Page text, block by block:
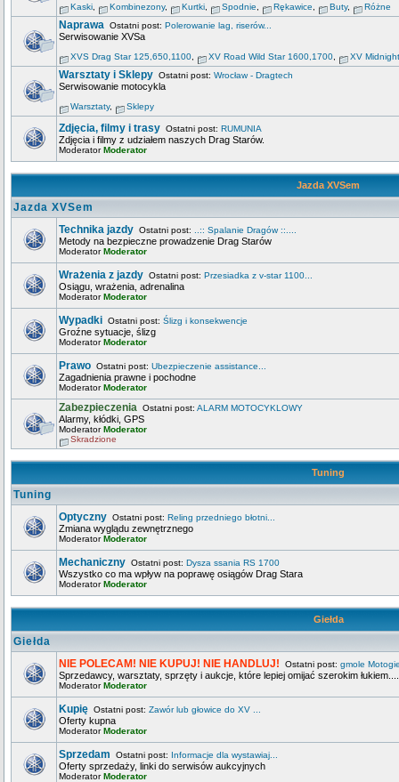
Kaski Kombinezony, Kurtki Spodnie Rękawice Buty, Różne
Naprawa Ostatni post: Polerowanie lag, riserów...
Serwisowanie XVSa
XVS Drag Star 125,650,1100 XV Road Wild Star 1600,1700 XV
Warsztaty i Sklepy Ostatni post: Wrocław - Dragtech
Serwisowanie motocykla
Warsztaty, Sklepy
Zdjęcia, filmy i trasy Ostatni post: RUMUNIA
Zdjęcia i filmy z udziałem naszych Drag Starów.
ModeratorModerator
Jazda XVSem
Jazda XVSem
Technika jazdy Ostatni post: ..:: Spalanie Dragów ::....
Metody na bezpieczne prowadzenie Drag Starów
ModeratorModerator
Wrażenia z jazdy Ostatni post: Przesiadka z v-star 1100...
Osiągu, wrażenia, adrenalina
ModeratorModerator
Wypadki Ostatni post: Ślizg i konsekwencje
Groźne sytuacje, ślizg
ModeratorModerator
Prawo Ostatni post: Ubezpieczenie assistance...
Zagadnienia prawne i pochodne
ModeratorModerator
Zabezpieczenia Ostatni post: ALARM MOTOCYKLOWY
Alarmy, kłódki, GPS
ModeratorModerator
Skradzione
Tuning
Tuning
Optyczny Ostatni post: Reling przedniego błotni...
Zmiana wyglądu zewnętrznego
ModeratorModerator
Mechaniczny Ostatni post: Dysza ssania RS 1700
Wszystko co ma wpływ na poprawę osiągów Drag Stara
ModeratorModerator
Giełda
Giełda
NIE POLECAM! NIE KUPUJ! NIE HANDLUJ! Ostatni post: gmole
Sprzedawcy, warsztaty, sprzęty i aukcje, które lepiej omijać szerokim
ModeratorModerator
Kupię Ostatni post: Zawór lub głowice do XV ...
Oferty kupna
ModeratorModerator
Sprzedam Ostatni post: Informacje dla wystawiaj...
Oferty sprzedaży, linki do serwisów aukcyjnych
ModeratorModerator